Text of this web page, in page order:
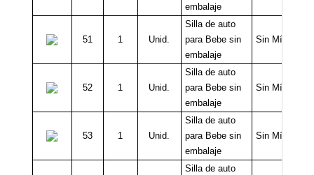
embalaje
51 1 Unid.
Silla de auto
para Bebe sin
embalaje
Sin Mínimo
52 1 Unid.
Silla de auto
para Bebe sin
embalaje
Sin Mínimo
53 1 Unid.
Silla de auto
para Bebe sin
embalaje
Sin Mínimo
Silla de auto